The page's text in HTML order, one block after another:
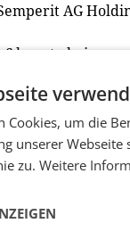
AG
€ konnte beim
schönen
Mio. € im
€ verdoppeln.
der
bei rund 395
Cookies, um die
unserer
zu. Weitere